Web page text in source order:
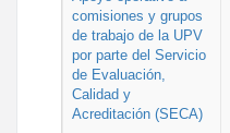
comisiones y grupos
de trabajo de la UPV
por parte del Servicio
de Evaluación,
Calidad y
Acreditación (SECA)